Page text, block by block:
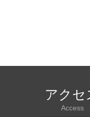
アクセ
Access